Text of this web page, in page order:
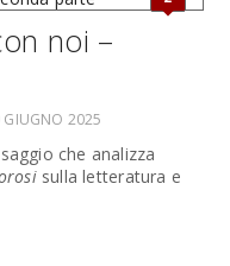
noi –
GIUGNO 2025
che analizza
sulla letteratura e